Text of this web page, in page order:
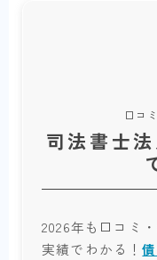
口コ
司法書士
2026年も口コミ
実績でわかる！